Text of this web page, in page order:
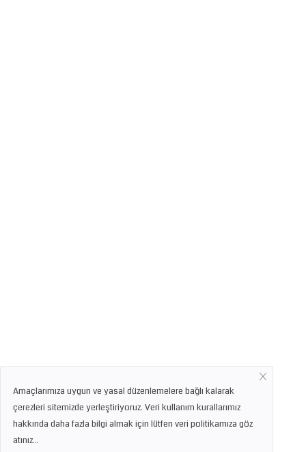
Amaçlarımıza uygun ve yasal düzenlemelere bağlı kalarak
çerezleri sitemizde yerleştiriyoruz. Veri kullanım kurallarımız
hakkında daha fazla bilgi almak için lütfen veri politikamıza göz
atınız...